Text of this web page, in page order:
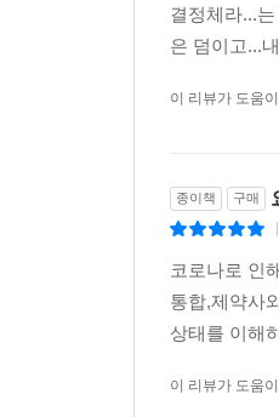
전 세계를 강타
‘의도치 않은’ 최
헬스케어의 넷플
웨어러블의 세 가
맥락을 고려해야
효용의 간접 수혜
헬스케어 효용의
돌파구는 웨어러
결정체라...
은 덤이고...
이 리뷰가 도움
종이책 구매
코로나로 인
통합,제약사
상태를 이해
이 리뷰가 도움